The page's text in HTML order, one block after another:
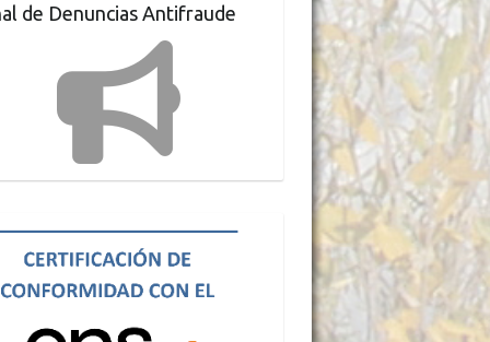
de Denuncias Antifraude